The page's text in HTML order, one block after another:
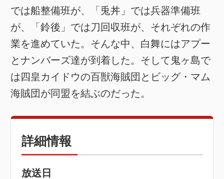
では船整備班が、「兎丼」では兵器準備班
が、「鈴後」では刀回収班が、それぞれの作
業を進めていた。そんな中、白舞にはアプー
とナンバーズ達が到着した。そして鬼ヶ島で
は四皇カイドウの百獣海賊団とビッグ・マム
海賊団が同盟を結ぶのだった。
詳細情報
放送日